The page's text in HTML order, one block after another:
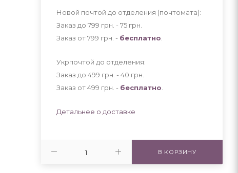
Новой почтой до отделения (почтомата):
Заказ до 799 грн. - 75 грн
Заказ от 799 грн. - бесплатно
Укрпочтой до отделения:
Заказ до 499 грн. - 40 грн
Заказ от 499 грн. - бесплатно
Детальнее о доставке
В КОРЗИНУ